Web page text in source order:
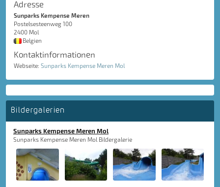
Adresse
Sunparks Kempense Meren
Postelsesteenweg 100
2400 Mol
Belgien
Kontaktinformationen
Webseite: Sunparks Kempense Meren Mol
Bildergalerien
Sunparks Kempense Meren Mol
Sunparks Kempense Meren Mol Bildergalerie